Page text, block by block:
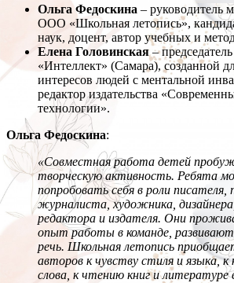
Ольга Федоскина – руководитель
ООО «Школьная летопись»,
наук, доцент, автор учебных и
Елена Головинская –
«Интеллект» (Самара), созданной
интересов людей с ментальной
редактор издательства
технологии».
Ольга Федоскина:
«Совместная работа детей
творческую активность. Ребята
попробовать себя в роли писателя,
журналиста, художника,
редактора и издателя. Они
опыт работы в команде,
речь. Школьная летопись
авторов к чувству стиля и языка, к
слова, к чтению книг и литературе